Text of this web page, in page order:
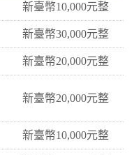
新臺幣10,000元整
新臺幣30,000元整
新臺幣20,000元整
新臺幣20,000元整
新臺幣10,000元整